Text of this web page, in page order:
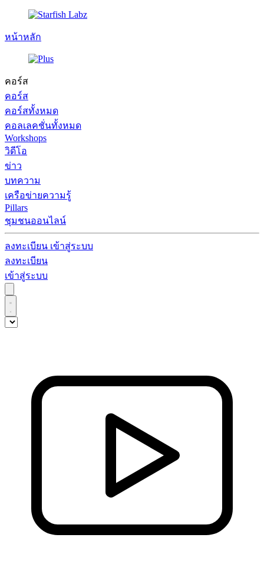
หน้าหลัก
คอร์ส
คอร์ส
คอร์สทั้งหมด
คอลเลคชั่นทั้งหมด
Workshops
วิดีโอ
ข่าว
บทความ
เครือข่ายความรู้
Pillars
ชุมชนออนไลน์
ลงทะเบียน เข้าสู่ระบบ
ลงทะเบียน
เข้าสู่ระบบ